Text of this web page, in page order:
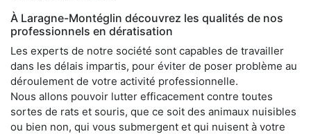
À Laragne-Montéglin découvrez les qualités de nos
professionnels en dératisation
Les experts de notre société sont capables de travailler
dans les délais impartis, pour éviter de poser problème au
déroulement de votre activité professionnelle.
Nous allons pouvoir lutter efficacement contre toutes
sortes de rats et souris, que ce soit des animaux nuisibles
ou bien non, qui vous submergent et qui nuisent à votre